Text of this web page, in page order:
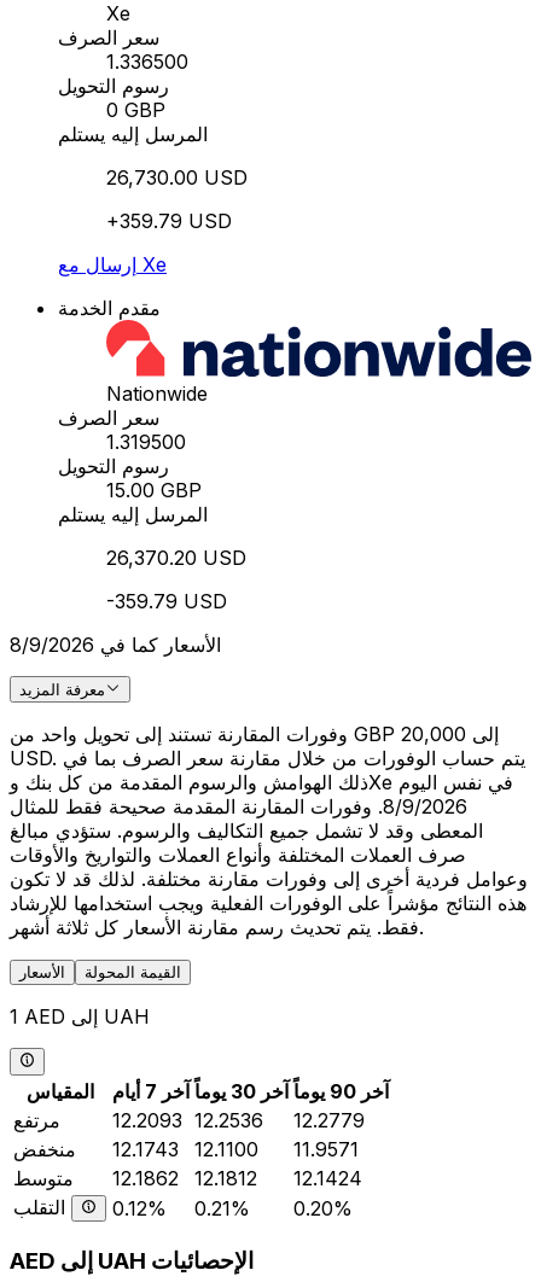
Xe
سعر الصرف
1.336500
رسوم التحويل
0 GBP
المرسل إليه يستلم
26,730.00 USD
+359.79 USD
إرسال مع Xe
مقدم الخدمة
Nationwide
سعر الصرف
1.319500
رسوم التحويل
15.00 GBP
المرسل إليه يستلم
26,370.20 USD
-359.79 USD
الأسعار كما في 8/9/2026
معرفة المزيد
وفورات المقارنة تستند إلى تحويل واحد من GBP 20,000 إلى
USD. يتم حساب الوفورات من خلال مقارنة سعر الصرف بما في
ذلك الهوامش والرسوم المقدمة من كل بنك وXe في نفس اليوم
8/9/2026. وفورات المقارنة المقدمة صحيحة فقط للمثال
المعطى وقد لا تشمل جميع التكاليف والرسوم. ستؤدي مبالغ
صرف العملات المختلفة وأنواع العملات والتواريخ والأوقات
وعوامل فردية أخرى إلى وفورات مقارنة مختلفة. لذلك قد لا تكون
هذه النتائج مؤشراً على الوفورات الفعلية ويجب استخدامها للإرشاد
فقط. يتم تحديث رسم مقارنة الأسعار كل ثلاثة أشهر.
الأسعار القيمة المحولة
1 AED إلى UAH
المقياس آخر 7 أيام آخر 30 يوماً
آخر 90 يوماً
مرتفع
12.2093 12.2536
12.2779
منخفض
12.1743 12.1100
11.9571
متوسط
12.1862 12.1812
12.1424
التقلب
0.12% 0.21% 0.20%
AED إلى UAH الإحصائيات